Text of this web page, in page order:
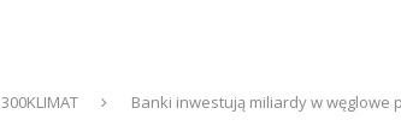
300KLIMAT Banki inwestują miliardy w węglowe